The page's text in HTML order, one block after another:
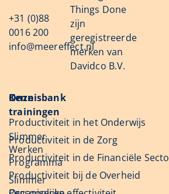
+31 (0)88
0016 200
info@meereffect.nl
Things Done
zijn
geregistreerde
merken van
Davidco B.V.
Onze
trainingen
Slimmer
Werken
Programma
Slimmer
Kennisbank
Productiviteit in het Onderwijs
Productiviteit in de Zorg
Productiviteit in de Financiële
Productiviteit bij de Overheid